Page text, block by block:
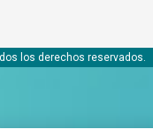
los derechos reservados.